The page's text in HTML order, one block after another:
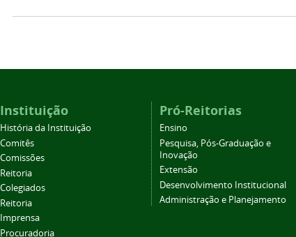
Instituição
História da Instituição
Comitês
Comissões
Reitoria
Colegiados
Reitoria
Imprensa
Procuradoria
Pró-Reitorias
Ensino
Pesquisa, Pós-Graduação e
Inovação
Extensão
Desenvolvimento Institucional
Administração e Planejamento